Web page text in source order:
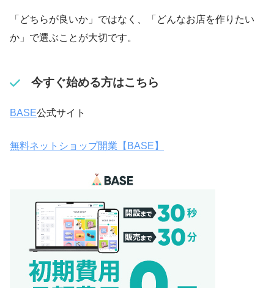
「どちらが良いか」ではなく、「どんなお店を作りたい
か」で選ぶことが大切です。
今すぐ始める方はこちら
BASE公式サイト
無料ネットショップ開業【BASE】